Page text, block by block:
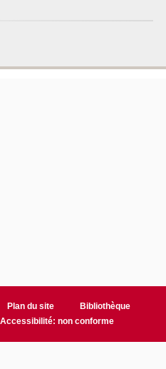
Plan du site
Bibliothèque
Accessibilité: non conforme